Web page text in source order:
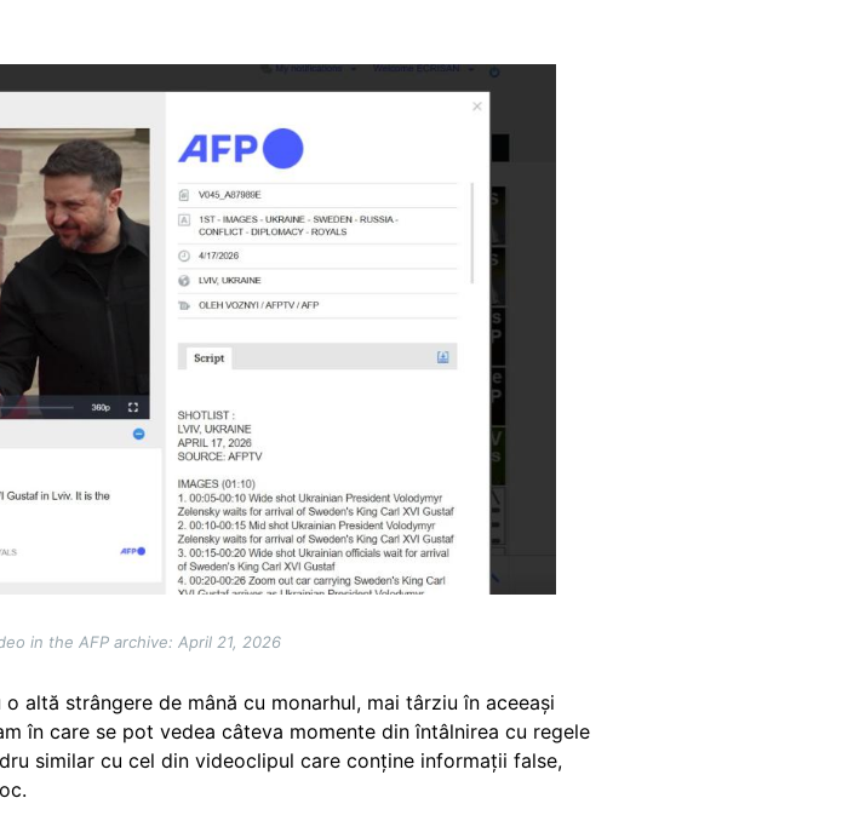
in the AFP archive: April 21, 2026
altă strângere de mână cu monarhul, mai târziu în aceeași
în care se pot vedea câteva momente din întâlnirea cu regele
similar cu cel din videoclipul care conține informații false,